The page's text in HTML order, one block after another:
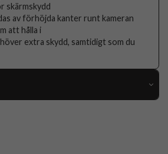
skärmskydd
av förhöjda kanter runt kameran
att hålla i
extra skydd, samtidigt som du